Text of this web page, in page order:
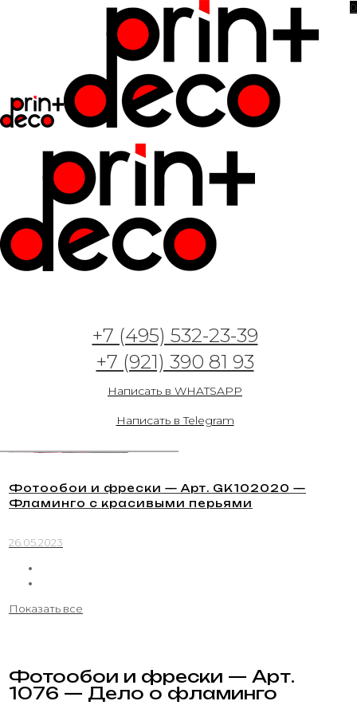
+7 (495) 532-23-39
+7 (921) 390 81 93
Написать в WHATSAPP
Написать в Telegram
0
Фотообои и фрески — Арт. GK102020 —
Фламинго с красивыми перьями
26.05.2023
Показать все
Фотообои и фрески — Арт.
1076 — Дело о фламинго